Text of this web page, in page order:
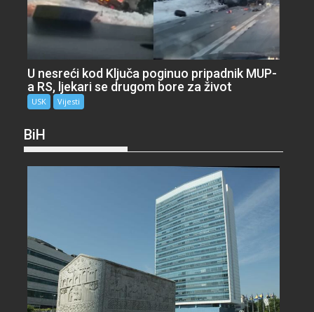
U nesreći kod Ključa poginuo pripadnik MUP-
a RS, ljekari se drugom bore za život
USK Vijesti
BiH